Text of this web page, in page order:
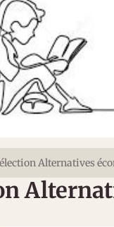
Alternatives